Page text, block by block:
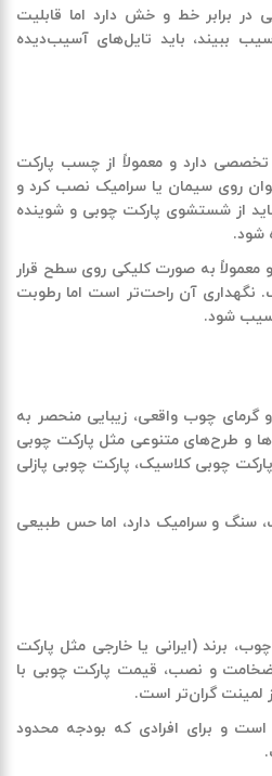
در برابر خط و خش دارد اما قابلیت
ببیند، باید تایل‌های آسیب‌دیده
دارد و معمولاً از چسب پارکت
روی سیمان یا سرامیک نصب کرد و
از شستشوی پارکت چوبی و شوینده
شود.
به صورت کلیکی روی سطح قرار
نگهداری آن راحت‌تر است اما رطوبت
شود.
گرمای چوب واقعی، زیبایی منحصر به
و طرح‌های متنوعی مثل پارکت چوبی
چوبی کلاسیک، پارکت چوبی پازلی
سنگ و سرامیک دارد، اما حس طبیعی
برند (ایرانی یا خارجی مثل پارکت
و نصب، قیمت پارکت چوبی با
لمینت گران‌تر است.
است و برای افرادی که بودجه محدود
.